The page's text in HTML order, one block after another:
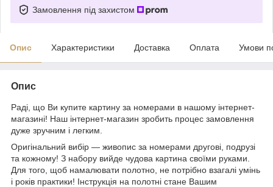
Замовлення під захистом
Опис Характеристики Доставка Оплата Умови
Опис
Раді, що Ви купите картину за номерами в нашому інтернет-
магазині! Наш інтернет-магазин зробить процес замовлення
дуже зручним і легким.
Оригінальний вибір — живопис за номерами другові, подрузі
та кожному! З набору вийде чудова картина своїми руками.
Для того, щоб намалювати полотно, не потрібно взагалі умінь
і років практики! Інструкція на полотні стане Вашим